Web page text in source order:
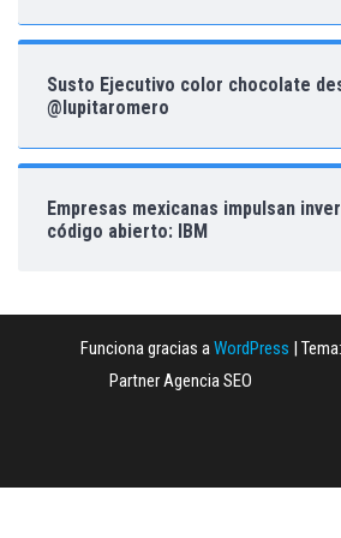
Susto Ejecutivo color chocolate
@lupitaromero
Empresas mexicanas impulsan
código abierto: IBM
Funciona gracias aWordPress Tema:
Partner Agencia SEO